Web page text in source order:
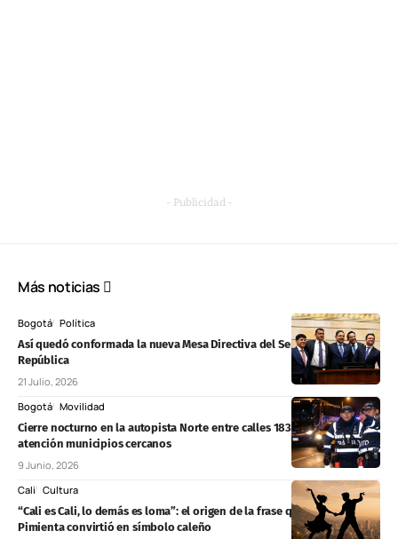
- Publicidad -
Más noticias
Bogotá Política
Así quedó conformada la nueva Mesa Directiva del Senado de la
República
21 Julio, 2026
Bogotá Movilidad
Cierre nocturno en la autopista Norte entre calles 183 y 191 en Bogotá;
atención municipios cercanos
9 Junio, 2026
Cali Cultura
“Cali es Cali, lo demás es loma”: el origen de la frase que Piper
Pimienta convirtió en símbolo caleño